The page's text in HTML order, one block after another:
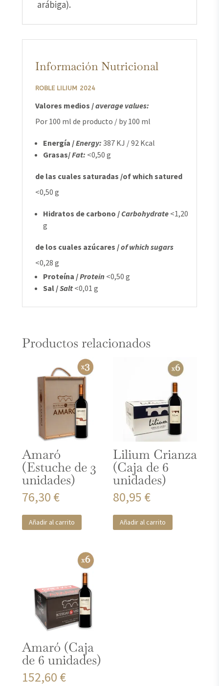
arábiga).
Información Nutricional
ROBLE LILIUM 2024
Valores medios /average values:
Por 100 ml de producto / by 100 ml
Energía /Energy: 387 KJ / 92 Kcal
Grasas/Fat: <0,50 g
de las cuales saturadas /of which satured
<0,50 g
Hidratos de carbono / Carbohydrate <1,20
g
de los cuales azúcares /of which sugars
<0,28 g
Proteína /Protein <0,50 g
Sal /Salt <0,01 g
Productos relacionados
Amaró
(Estuche de 3
unidades)
76,30 €
Añadir al carrito
Lilium Crianza
(Caja de 6
unidades)
80,95 €
Añadir al carrito
Amaró (Caja
de 6 unidades)
152,60 €